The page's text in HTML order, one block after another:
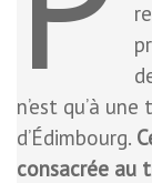
n’est qu’à
d’Édimbourg.
consacrée au